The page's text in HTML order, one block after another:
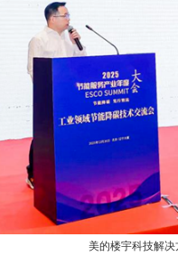
美的楼宇科技解